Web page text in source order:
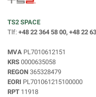
TS2 SPACE
Tlf: +48 22 364 58 00, +48 22
MVA PL7010612151
KRS 0000635058
REGON 365328479
EORI PL701061215100000
RPT 11918